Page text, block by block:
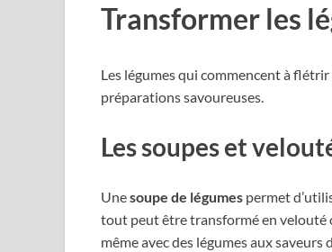
Transformer les
Les légumes qui commencent à
préparations savoureuses.
Les soupes et
Unesoupe de légumes permet
tout peut être transformé en velouté
même avec des légumes aux